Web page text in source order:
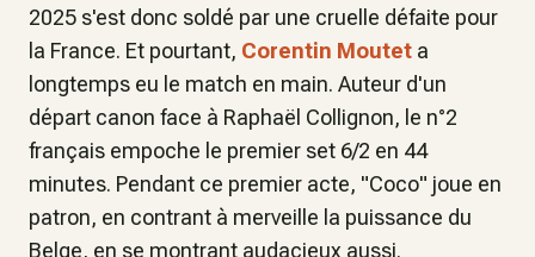
2025 s'est donc soldé par une cruelle défaite pour
la France. Et pourtant, Corentin Moutet a
longtemps eu le match en main. Auteur d'un
départ canon face à Raphaël Collignon, le n°2
français empoche le premier set 6/2 en 44
minutes. Pendant ce premier acte, "Coco" joue en
patron, en contrant à merveille la puissance du
Belge, en se montrant audacieux aussi.